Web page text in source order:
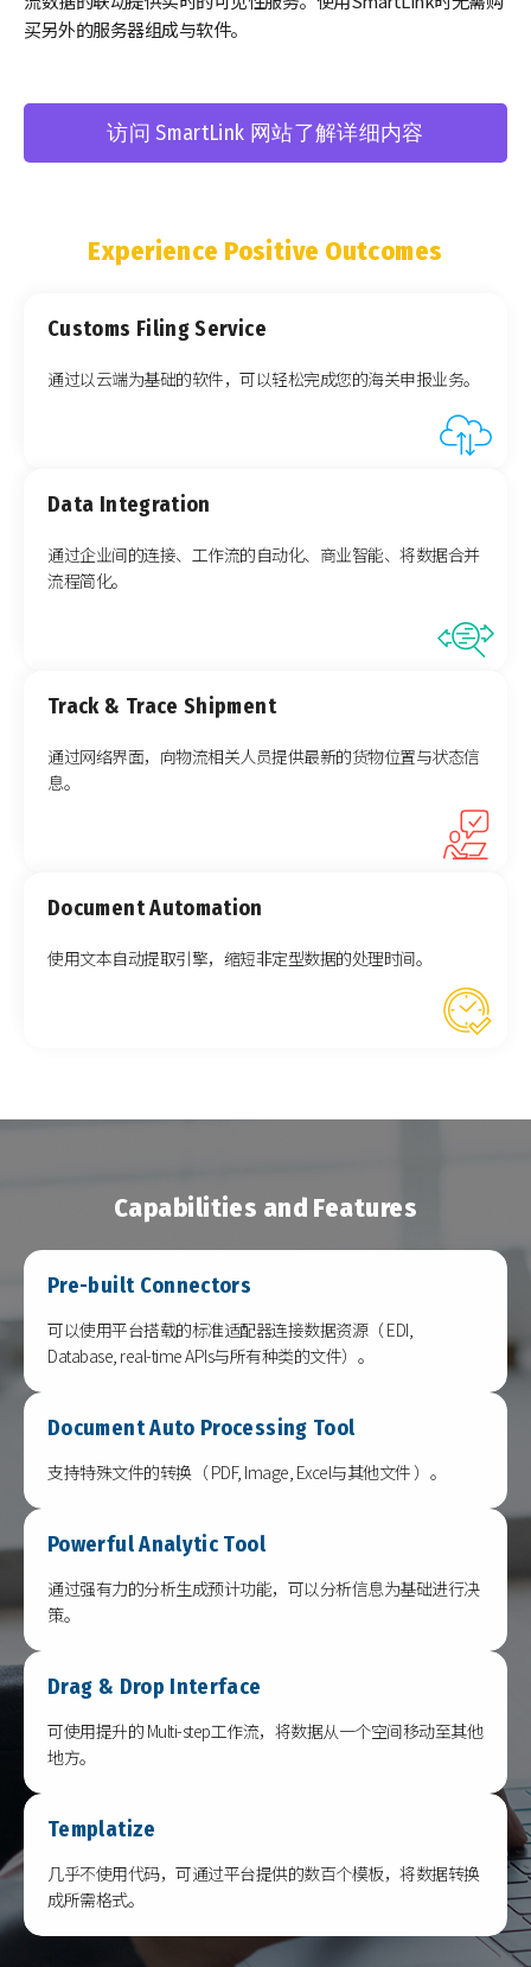
买另外的服务器组成与软件。
访问 SmartLink 网站了解详细内容
Experience Positive Outcomes
Customs Filing Service
通过以云端为基础的软件，可以轻松完成您的海关申报业务。
Data Integration
通过企业间的连接、工作流的自动化、商业智能、将数据合并
流程简化。
Track & Trace Shipment
通过网络界面，向物流相关人员提供最新的货物位置与状态信
息。
Document Automation
使用文本自动提取引擎，缩短非定型数据的处理时间。
Capabilities and Features
Pre-built Connectors
可以使用平台搭载的标准适配器连接数据资源（ EDI,
Database, real-time APIs与所有种类的文件）。
Document Auto Processing Tool
支持特殊文件的转换（ PDF, Image, Excel与其他文件 ）。
Powerful Analytic Tool
通过强有力的分析生成预计功能，可以分析信息为基础进行决
策。
Drag & Drop Interface
可使用提升的 Multi-step工作流，将数据从一个空间移动至其他
地方。
Templatize
几乎不使用代码，可通过平台提供的数百个模板，将数据转换
成所需格式。